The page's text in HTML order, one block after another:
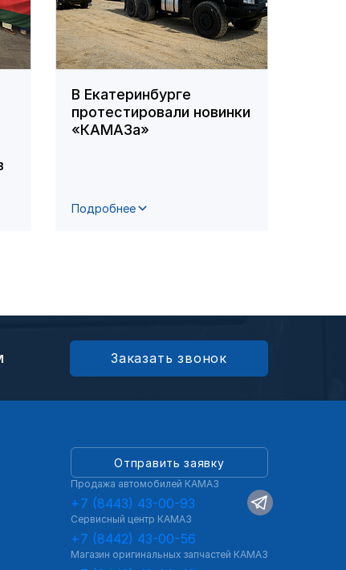
В Екатеринбурге
протестировали новинки
«КАМАЗа»
Подробнее
Заказать звонок
Отправить заявку
Продажа автомобилей КАМАЗ
+7 (8443) 43-00-93
Сервисный центр КАМАЗ
+7 (8442) 43-00-56
Магазин оригинальных запчастей КАМАЗ